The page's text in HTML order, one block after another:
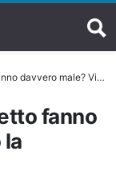
Vi diamo la risposta definitiva
fanno
la